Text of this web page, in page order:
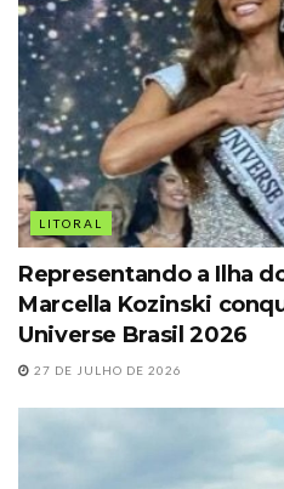
LITORAL
Representando a Ilha
Marcella Kozinski
Universe Brasil 2026
27 DE JULHO DE 2026